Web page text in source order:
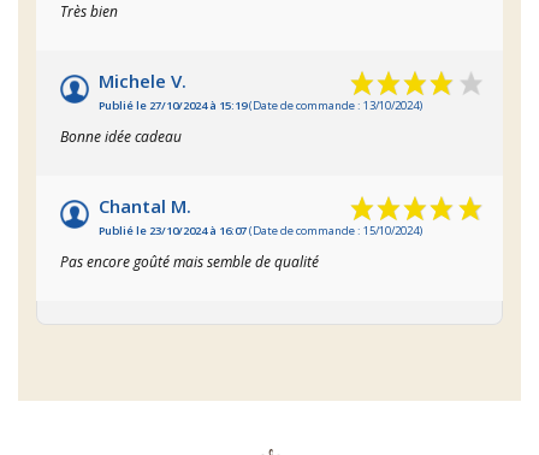
Très bien
Michele V.
Publié le 27/10/2024 à 15:19(Date de commande : 13/10/2024)
Bonne idée cadeau
Chantal M.
Publié le 23/10/2024 à 16:07(Date de commande : 15/10/2024)
Pas encore goûté mais semble de qualité